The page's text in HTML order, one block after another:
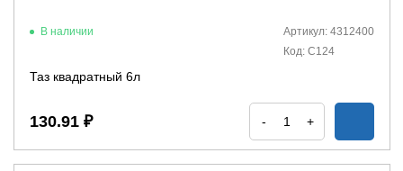
В наличии
Артикул: 4312400
Код: С124
Таз квадратный 6л
130.91 ₽ - +